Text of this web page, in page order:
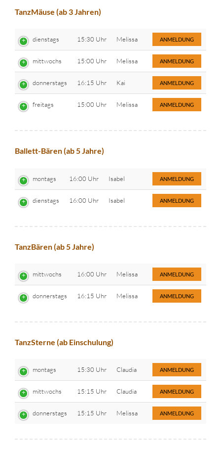
TanzMäuse (ab 3 Jahren)
dienstags 15:30 Uhr Melissa ANMELDUNG
mittwochs 15:00 Uhr Melissa ANMELDUNG
donnerstags 16:15 Uhr Kai ANMELDUNG
freitags 15:00 Uhr Melissa ANMELDUNG
Ballett-Bären (ab 5 Jahre)
montags 16:00 Uhr Isabel ANMELDUNG
dienstags 16:00 Uhr Isabel ANMELDUNG
TanzBären (ab 5 Jahre)
mittwochs 16:00 Uhr Melissa ANMELDUNG
donnerstags 16:15 Uhr Melissa ANMELDUNG
TanzSterne (ab Einschulung)
montags 15:30 Uhr Claudia ANMELDUNG
mittwochs 15:15 Uhr Claudia ANMELDUNG
donnerstags 15:15 Uhr Melissa ANMELDUNG